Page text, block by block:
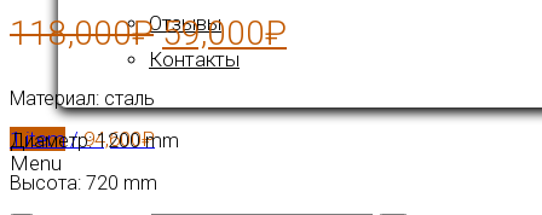
Отзывы
Контакты
1item / 94,600₽
Menu
118,000₽ 59,000₽
Материал: сталь
Диаметр: 1200 mm
Высота: 720 mm